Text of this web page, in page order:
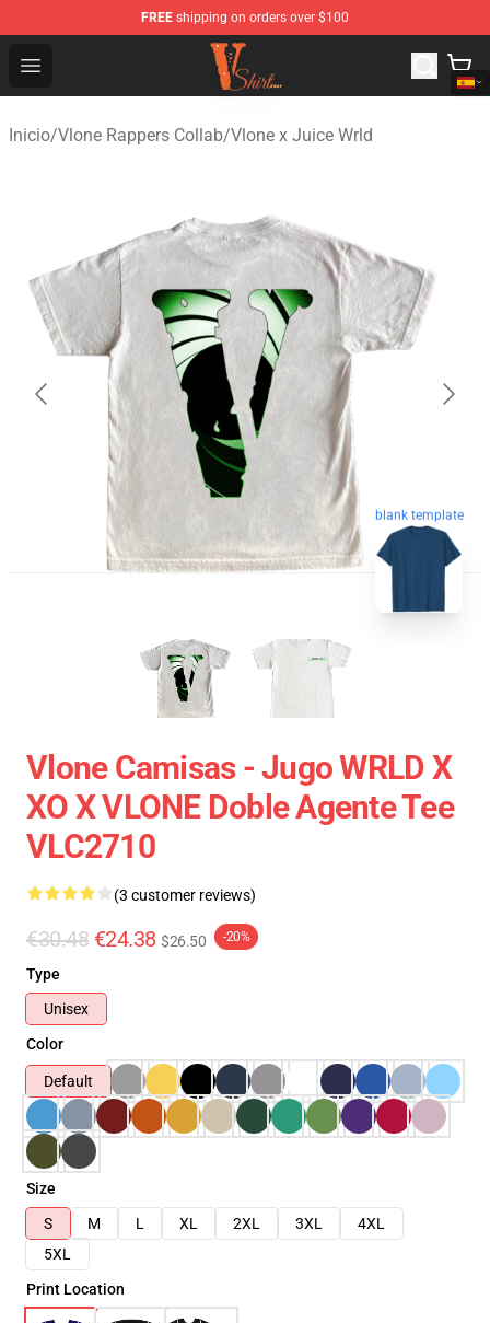
FREE shipping on orders over $100
Open menu
Vlone Shirt Store - Official Vlone Shirt Shop
Inicio/Vlone Rappers Collab/Vlone x Juice Wrld
blank template
Vlone Camisas - Jugo WRLD X
XO X VLONE Doble Agente Tee
VLC2710
(3 customer reviews)
€30.48 €24.38 $26.50 -20%
Type
Unisex
Color
Default
Size
S
M L XL 2XL 3XL
4XL
5XL
Print Location